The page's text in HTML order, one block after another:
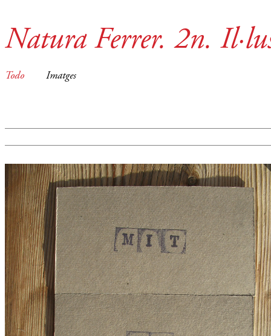
Natura Ferrer. 2n.
Todo Imatges